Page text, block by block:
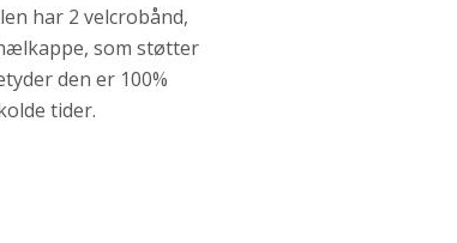
har 2 velcrobånd,
som støtter
den er 100%
tider.